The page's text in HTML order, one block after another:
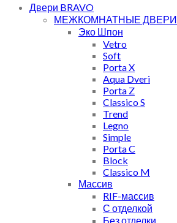
Двери BRAVO
МЕЖКОМНАТНЫЕ ДВЕРИ
Эко Шпон
Vetro
Soft
Porta X
Aqua Dveri
Porta Z
Classico S
Trend
Legno
Simple
Porta C
Block
Classico M
Массив
RIF-массив
С отделкой
Без отделки